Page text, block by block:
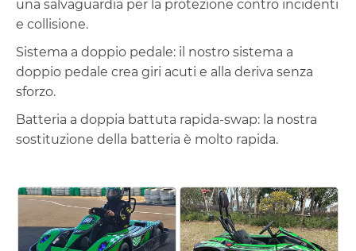
una salvaguardia per la protezione contro incidenti
e collisione.
Sistema a doppio pedale: il nostro sistema a
doppio pedale crea giri acuti e alla deriva senza
sforzo.
Batteria a doppia battuta rapida-swap: la nostra
sostituzione della batteria è molto rapida.